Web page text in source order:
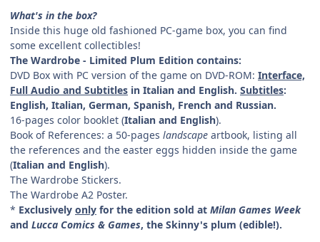
What's in the box?
Inside this huge old fashioned PC-game box, you can find
some excellent collectibles!
The Wardrobe - Limited Plum Edition contains:
DVD Box with PC version of the game on DVD-ROM: Interface,
Full Audio and Subtitles in Italian and English. Subtitles:
English, Italian, German, Spanish, French and Russian.
16-pages color booklet (Italian and English).
Book of References: a 50-pages landscape artbook, listing all
the references and the easter eggs hidden inside the game
(Italian and English).
The Wardrobe Stickers.
The Wardrobe A2 Poster.
* Exclusively only for the edition sold at Milan Games Week
and Lucca Comics & Games, the Skinny's plum (edible!).